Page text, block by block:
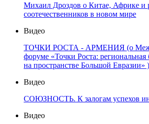
Михаил Дроздов о Китае, Африке и
соотечественников в новом мире
Видео
ТОЧКИ РОСТА - АРМЕНИЯ (о
форуме «Точки Роста: региональная
на пространстве Большой Евразии» )
Видео
СОЮЗНОСТЬ. К залогам успехов
Видео